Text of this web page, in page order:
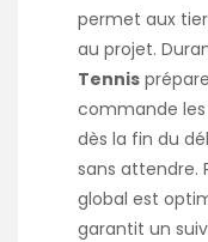
permet aux
au projet.
Tennis
commande les
dès la fin du
sans attendre.
global est
garantit un